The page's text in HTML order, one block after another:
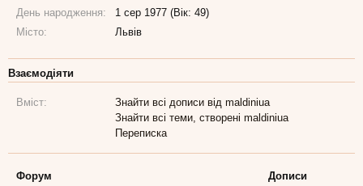
День народження:
1 сер 1977 (Вік: 49)
Місто:
Львів
Взаємодіяти
Вміст:
Знайти всі дописи від maldiniua
Знайти всі теми, створені maldiniua
Переписка
Форум
Дописи